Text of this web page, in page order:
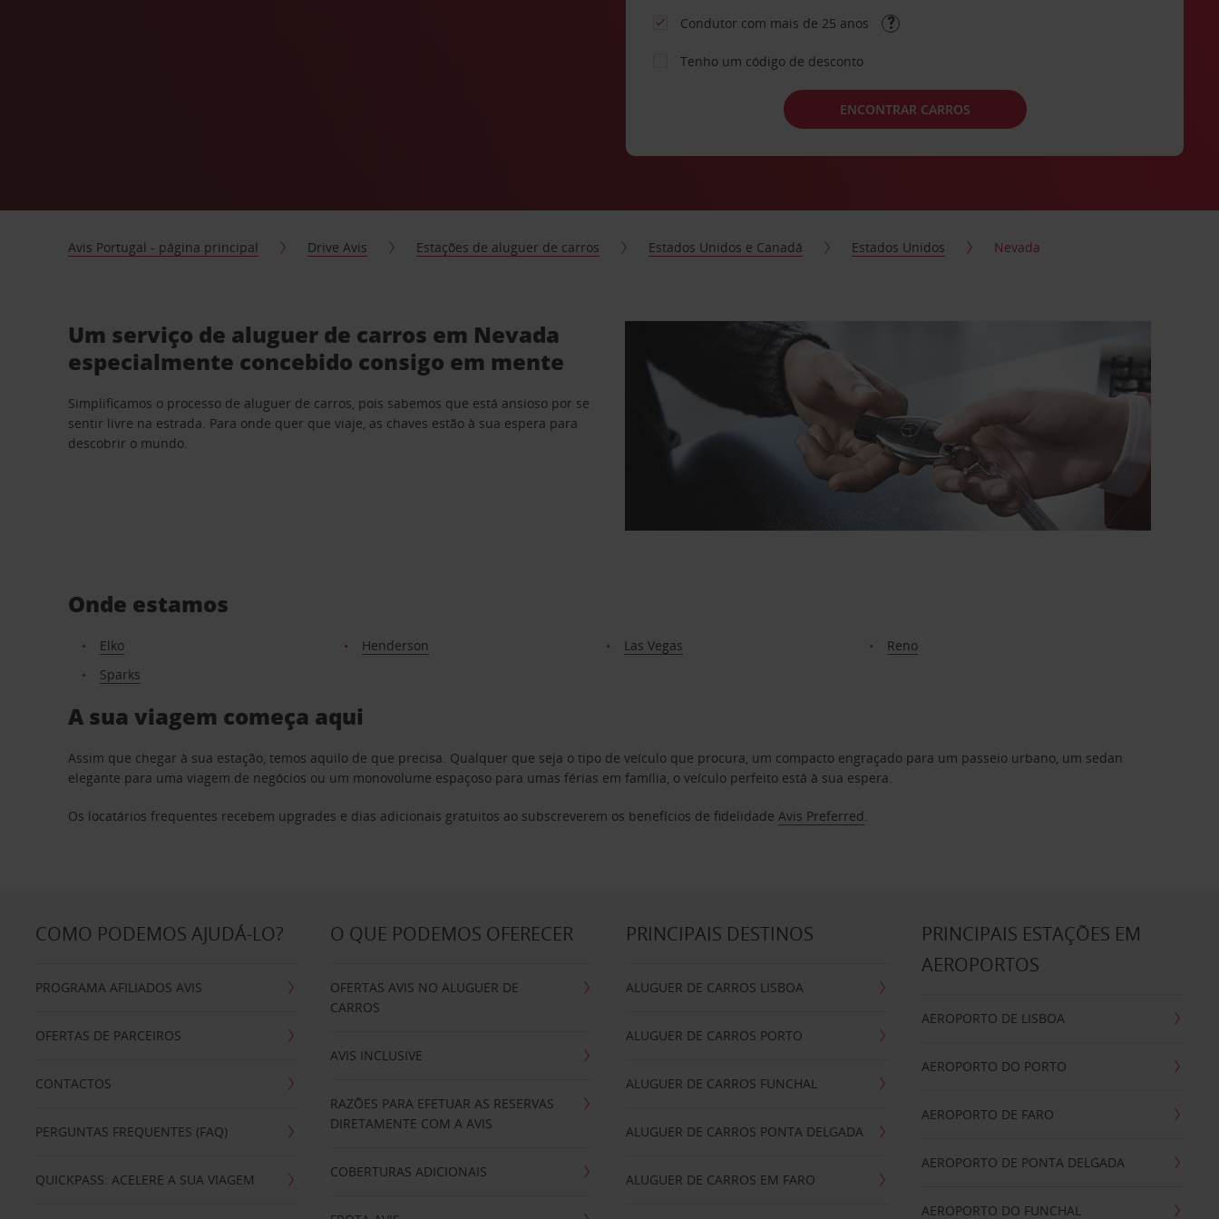
Condutor com mais de 25 anos
Tenho um código de desconto
ENCONTRAR CARROS
Avis Portugal - página principal Drive Avis Estações de aluguer de carros Estados Unidos e Canadá Estados Unidos Nevada
Um serviço de aluguer de carros em Nevada
especialmente concebido consigo em mente
Simplificamos o processo de aluguer de carros, pois sabemos que está ansioso por se
sentir livre na estrada. Para onde quer que viaje, as chaves estão à sua espera para
descobrir o mundo.
Onde estamos
Elko Henderson Las Vegas
Reno
Sparks
A sua viagem começa aqui
Assim que chegar à sua estação, temos aquilo de que precisa. Qualquer que seja o tipo de veículo que procura, um compacto engraçado para um passeio urbano, um sedan
elegante para uma viagem de negócios ou um monovolume espaçoso para umas férias em família, o veículo perfeito está à sua espera.
Os locatários frequentes recebem upgrades e dias adicionais gratuitos ao subscreverem os benefícios de fidelidadeAvis Preferred.
COMO PODEMOS AJUDÁ-LO?
PROGRAMA AFILIADOS AVIS
OFERTAS DE PARCEIROS
CONTACTOS
PERGUNTAS FREQUENTES (FAQ)
QUICKPASS: ACELERE A SUA VIAGEM
O QUE PODEMOS OFERECER
OFERTAS AVIS NO ALUGUER DE
CARROS
AVIS INCLUSIVE
RAZÕES PARA EFETUAR AS RESERVAS
DIRETAMENTE COM A AVIS
COBERTURAS ADICIONAIS
PRINCIPAIS DESTINOS
ALUGUER DE CARROS LISBOA
ALUGUER DE CARROS PORTO
ALUGUER DE CARROS FUNCHAL
ALUGUER DE CARROS PONTA DELGADA
ALUGUER DE CARROS EM FARO
PRINCIPAIS ESTAÇÕES EM
AEROPORTOS
AEROPORTO DE LISBOA
AEROPORTO DO PORTO
AEROPORTO DE FARO
AEROPORTO DE PONTA DELGADA
AEROPORTO DO FUNCHAL